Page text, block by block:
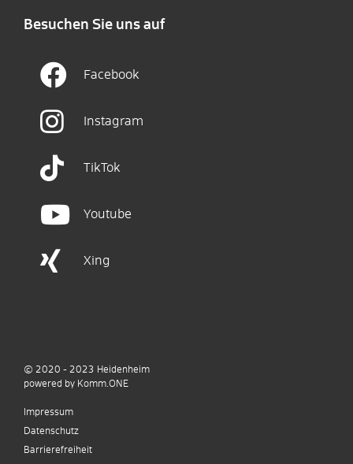
Besuchen Sie uns auf
Facebook
Instagram
TikTok
Youtube
Xing
© 2020 - 2023 Heidenheim
powered by Komm.ONE
Impressum
Datenschutz
Barrierefreiheit